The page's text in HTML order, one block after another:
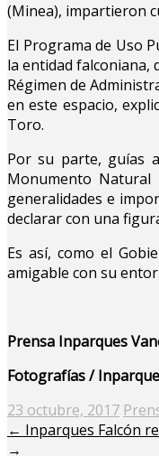
(Minea), impartieron
El Programa de Uso
la entidad falconiana,
Régimen de
en este espacio,
Toro.
Por su parte, guías
Monumento Natural
generalidades e
declarar con una
Es así, como el
amigable con su
Prensa Inparques
Fotografías /
Posted
on
23 octubre, 2017
← Inparques Falcón
→